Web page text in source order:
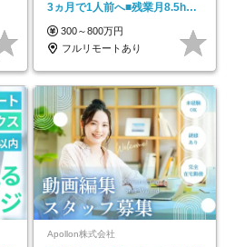
3ヵ月で1人前へ■残業月8.5h■
安定基盤/STR
300～800万円
フルリモートあり
Apollon株式会社